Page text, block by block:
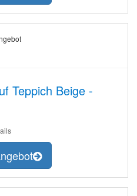
Teppich Beige -